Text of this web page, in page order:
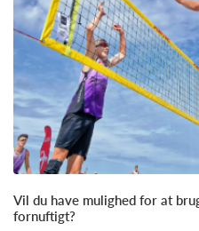
Vil du have mulighed for at
fornuftigt?